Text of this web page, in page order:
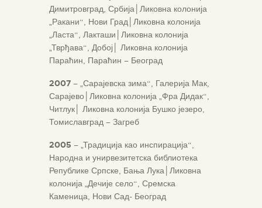
Димитровград, Србија Ликовна колонија
„Ракани“, Нови Град Ликовна колонија
„Ласта“, Лакташи Ликовна колонија
„Тврђава“, Добој
Ликовна колонија
Параћин, Параћин – Београд
2007 – „Сарајевска зима“, Галерија Мак,
Сарајево Ликовна колонија „Фра Дидак“,
Читлук
Ликовна колонија Бушко језеро,
Томиславград – Загреб
2005 – „Традиција као инспирација“,
Народна и унирвезитетска библиотека
Републике Српске, Бања Лука Ликовна
колонија „Дечије село“, Сремска
Каменица, Нови Сад- Београд